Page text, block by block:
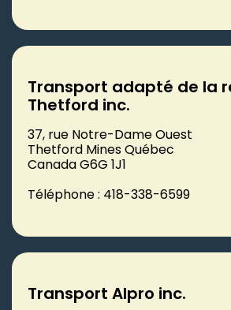
Transport adapté de la
Thetford inc.
37, rue Notre-Dame Ouest
Thetford Mines Québec
Canada G6G 1J1
Téléphone : 418-338-6599
Transport Alpro inc.